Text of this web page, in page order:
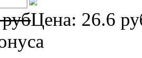
Цена: 26.6